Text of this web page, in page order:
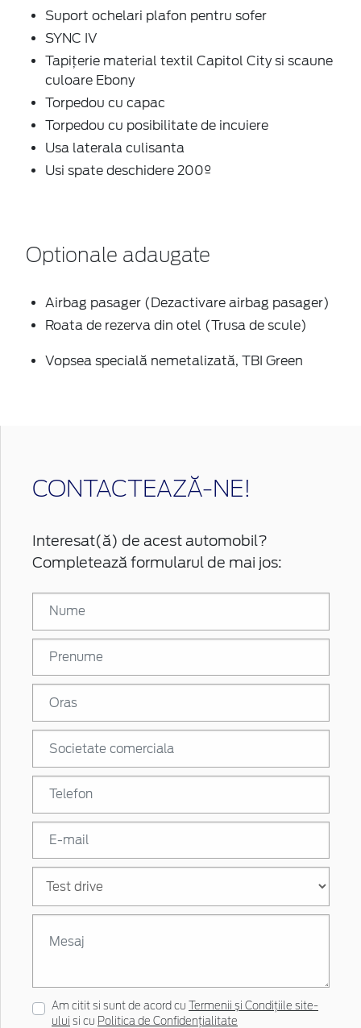
Suport ochelari plafon pentru sofer
SYNC IV
Tapițerie material textil Capitol City si scaune
culoare Ebony
Torpedou cu capac
Torpedou cu posibilitate de incuiere
Usa laterala culisanta
Usi spate deschidere 200º
Optionale adaugate
Airbag pasager (Dezactivare airbag pasager)
Roata de rezerva din otel (Trusa de scule)
Vopsea specială nemetalizată, TBI Green
CONTACTEAZĂ-NE!
Interesat(ă) de acest automobil?
Completează formularul de mai jos:
Am citit si sunt de acord cu
Termenii și Condițiile site-
ului si cu Politica de Confidențialitate